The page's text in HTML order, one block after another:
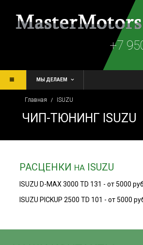
+7
МЫ ДЕЛАЕМ
Главная / ISUZU
ЧИП-ТЮНИНГ ISUZU
РАСЦЕНКИ НА ISUZU
ISUZU D-MAX 3000 TD 131 - от 5000 руб
ISUZU PICKUP 2500 TD 101 - от 5000